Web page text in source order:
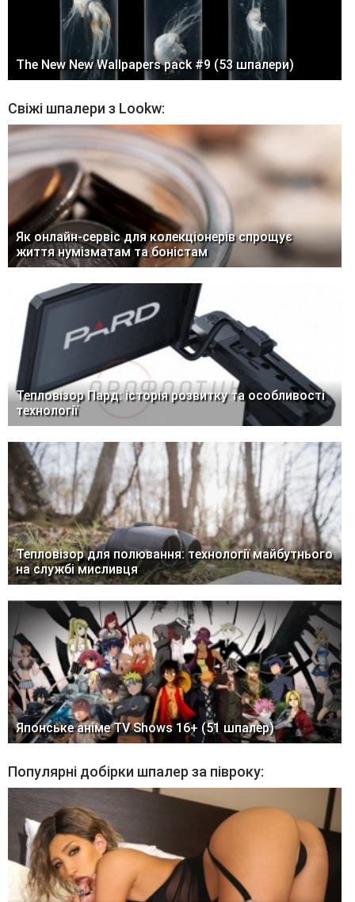
The New New Wallpapers pack #9 (53 шпалери)
Свіжі шпалери з Lookw:
Як онлайн-сервіс для колекціонерів спрощує
життя нумізматам та боністам
Тепловізор Пард: історія розвитку та особливості
технології
Тепловізор для полювання: технології майбутнього
на службі мисливця
Японське аніме TV Shows 16+ (51 шпалер)
Популярні добірки шпалер за півроку: